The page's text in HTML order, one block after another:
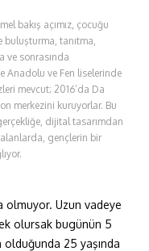
bakış açımız, çocuğu
buluşturma, tanıtma,
ve sonrasında
Anadolu ve Fen liselerinde
mevcut; 2016’da Da
merkezini kuruyorlar. Bu
dijital tasarımdan
gençlerin bir
olmuyor. Uzun vadeye
olursak bugünün 5
25 yaşında